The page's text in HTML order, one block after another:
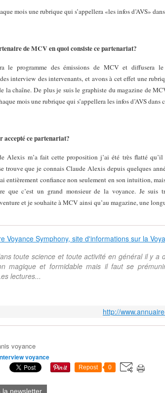
mois une rubrique qui s’appellera «les infos d’AVS»
de MCV en quoi consiste ce partenariat?
le programme des émissions de MCV et diffusera
interview des intervenants, et avons à cet effet une
la chaîne. De plus je suis le graphiste du magazine de
mois une rubrique qui s’appellera les infos d’AVS dans
accepté ce partenariat?
Alexis m’a fait cette proposition j’ai été très flatté
trouve que je connais Claude Alexis depuis quelques
entièrement confiance non seulement en son intuition,
que c’est un grand monsieur de la voyance. Je suis
et je souhaite à MCV ainsi qu’au magazine, une
toute science et toute activité en général il y a
magique et formidable mais il faut se
lectures...
http://
voyance
voyance
Repost 0
la newsletter